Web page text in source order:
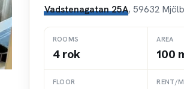
Vadstenagatan 25A, 59632
ROOMS
4 rok
AREA
100
FLOOR RENT/